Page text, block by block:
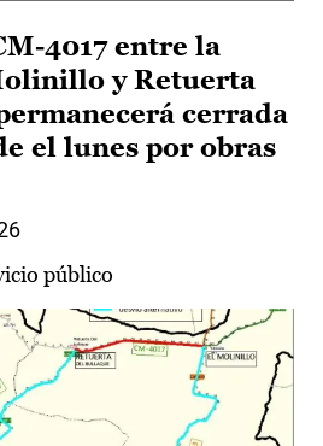
4017 entre la
y Retuerta
cerrada
el lunes por obras
público